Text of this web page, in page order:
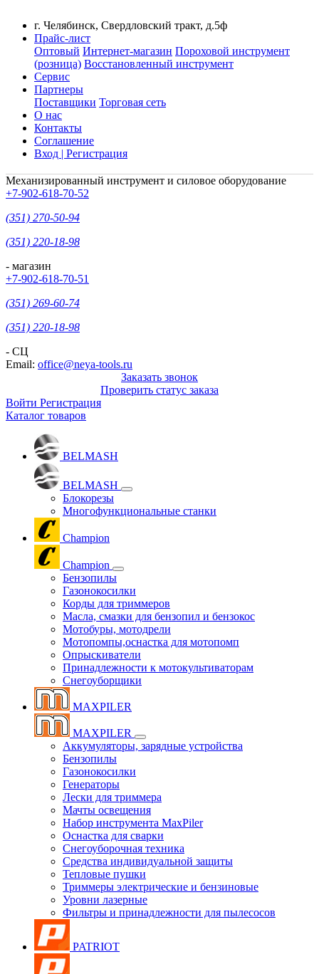
г. Челябинск, Свердловский тракт, д.5ф
Прайс-лист
Оптовый Интернет-магазин Пороховой инструмент
(розница) Восстановленный инструмент
Сервис
Партнеры
Поставщики Торговая сеть
О нас
Контакты
Соглашение
Вход | Регистрация
Механизированный инструмент и силовое оборудование
+7-902-618-70-52
(351) 270-50-94
(351) 220-18-98
- магазин
+7-902-618-70-51
(351) 269-60-74
(351) 220-18-98
- СЦ
Email: office@neya-tools.ru
Заказать звонок
Проверить статус заказа
Войти Регистрация
Каталог товаров
BELMASH
BELMASH
Блокорезы
Многофункциональные станки
Champion
Champion
Бензопилы
Газонокосилки
Корды для триммеров
Масла, смазки для бензопил и бензокос
Мотобуры, мотодрели
Мотопомпы,оснастка для мотопомп
Опрыскиватели
Принадлежности к мотокультиваторам
Снегоуборщики
MAXPILER
MAXPILER
Аккумуляторы, зарядные устройства
Бензопилы
Газонокосилки
Генераторы
Лески для триммера
Мачты освещения
Набор инструмента MaxPiler
Оснастка для сварки
Снегоуборочная техника
Средства индивидуальной защиты
Тепловые пушки
Триммеры электрические и бензиновые
Уровни лазерные
Фильтры и принадлежности для пылесосов
PATRIOT